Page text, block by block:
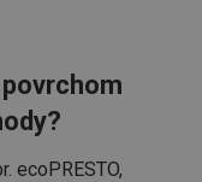
ecoPRESTO,